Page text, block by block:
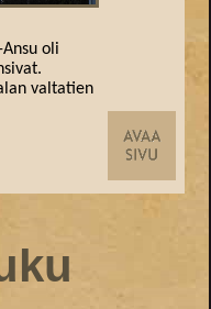
oli
valtatien